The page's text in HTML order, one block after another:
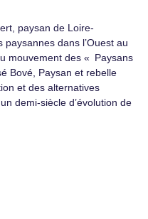
paysan de Loire-
dans l’Ouest au
mouvement des « Paysans
Bové, Paysan et rebelle
et des alternatives
demi-siècle d’évolution de